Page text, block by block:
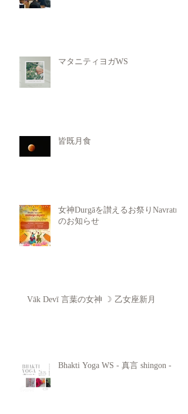
マタニティヨガWS
皆既月食
女神Durgāを讃えるお祭りNavratri
のお知らせ
Vāk Devī 言葉の女神 ☽ 乙女座新月
Bhakti Yoga WS - 真言 shingon -